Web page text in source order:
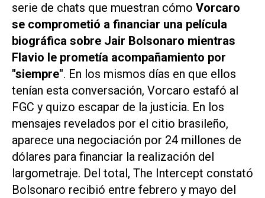
serie de chats que muestran cómo Vorcaro
se comprometió a financiar una película
biográfica sobre Jair Bolsonaro mientras
Flavio le prometía acompañamiento por
"siempre". En los mismos días en que ellos
tenían esta conversación, Vorcaro estafó al
FGC y quizo escapar de la justicia. En los
mensajes revelados por el citio brasileño,
aparece una negociación por 24 millones de
dólares para financiar la realización del
largometraje. Del total, The Intercept constató
Bolsonaro recibió entre febrero y mayo del